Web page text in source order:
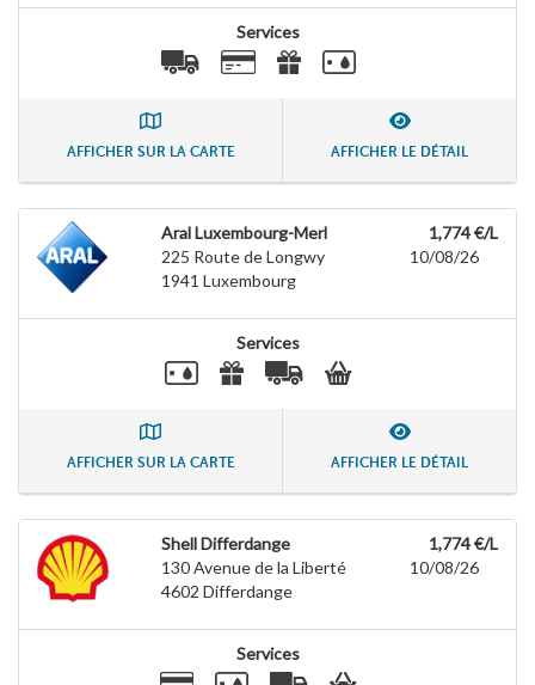
Services
AFFICHER SUR LA CARTE AFFICHER LE DÉTAIL
Aral Luxembourg-Merl
225 Route de Longwy
1941 Luxembourg
1,774 €/L
10/08/26
Services
AFFICHER SUR LA CARTE AFFICHER LE DÉTAIL
Shell Differdange
130 Avenue de la Liberté
4602 Differdange
1,774 €/L
10/08/26
Services